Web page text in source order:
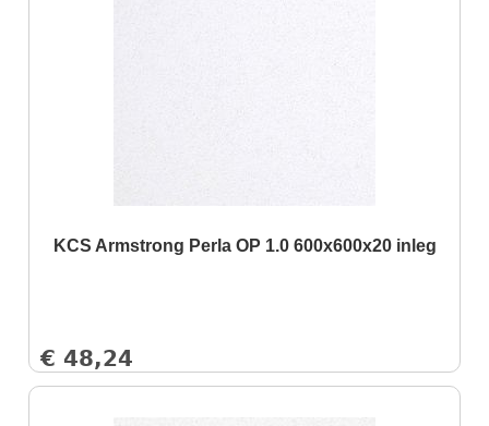
KCS Armstrong Perla OP 1.0 600x600x20 inleg
€ 48,24